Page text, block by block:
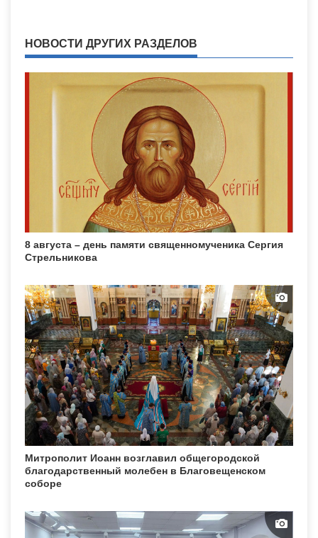
НОВОСТИ ДРУГИХ РАЗДЕЛОВ
8 августа – день памяти священномученика Сергия
Стрельникова
Митрополит Иоанн возглавил общегородской
благодарственный молебен в Благовещенском
соборе